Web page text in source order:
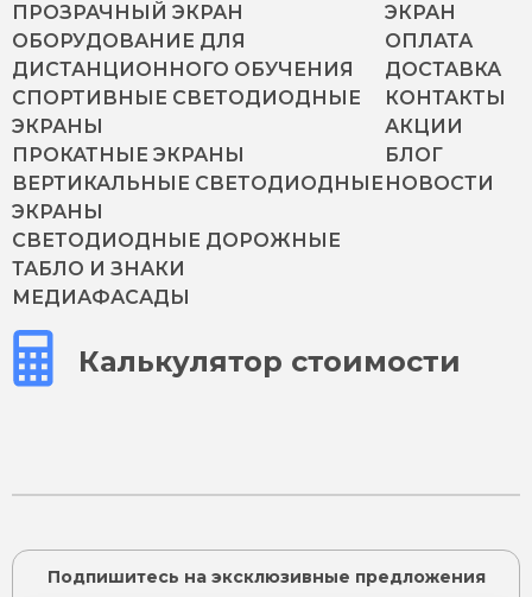
ПРОЗРАЧНЫЙ ЭКРАН
ОБОРУДОВАНИЕ ДЛЯ
ДИСТАНЦИОННОГО ОБУЧЕНИЯ
СПОРТИВНЫЕ СВЕТОДИОДНЫЕ
ЭКРАНЫ
ПРОКАТНЫЕ ЭКРАНЫ
ВЕРТИКАЛЬНЫЕ СВЕТОДИОДНЫЕ
ЭКРАНЫ
СВЕТОДИОДНЫЕ ДОРОЖНЫЕ
ТАБЛО И ЗНАКИ
МЕДИАФАСАДЫ
ЭКРАН
ОПЛАТА
ДОСТАВКА
КОНТАКТЫ
АКЦИИ
БЛОГ
НОВОСТИ
Калькулятор стоимости
Подпишитесь на эксклюзивные предложения